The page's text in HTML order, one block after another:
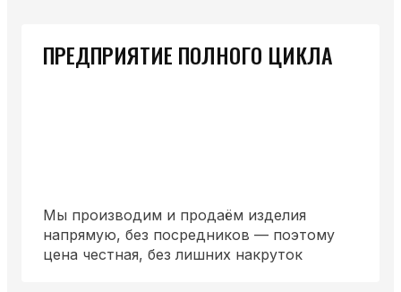
ПРЕДПРИЯТИЕ ПОЛНОГО ЦИКЛА
Мы производим и продаём изделия
напрямую, без посредников — поэтому
цена честная, без лишних накруток